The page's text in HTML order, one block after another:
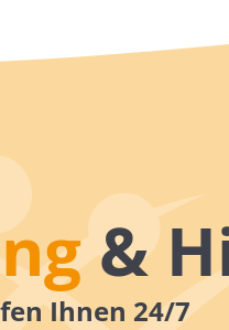
&
Ihnen 24/7